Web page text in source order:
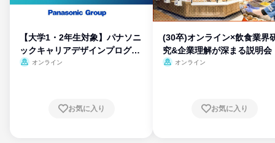
【大学1・2年生対象】パナソニ
ックキャリアデザインプログラ
ム
オンライン
お気に入り
(30卒)オンライン×飲食業界
究&企業理解が深まる説明会
オンライン
お気に入り